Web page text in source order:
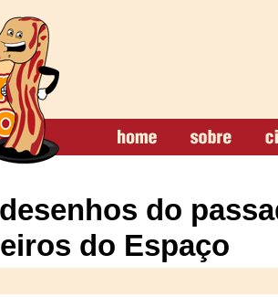
do
do Espaço